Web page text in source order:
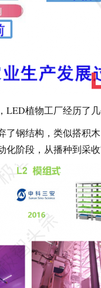
植物工厂经历了几
了钢结构，类似搭积
阶段，从播种到采收